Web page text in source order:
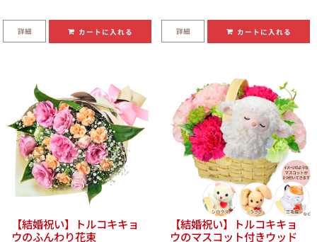
詳細 カートに入れる 詳細 カートに入れる
【結婚祝い】トルコキキョ
ウのふんわり花束
【結婚祝い】トルコキキョ
ウのマスコット付きウッド